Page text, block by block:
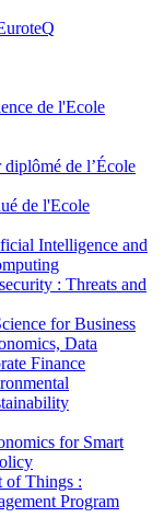
de l'Ecole
de l’École
de l'Ecole
Intelligence and
: Threats and
for Business
Data
Finance
for Smart
of Things :
Program